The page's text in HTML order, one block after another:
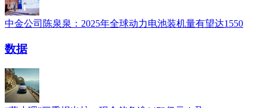
中金公司陈泉泉：2025年全球动力电池装机量有望达1550
数据